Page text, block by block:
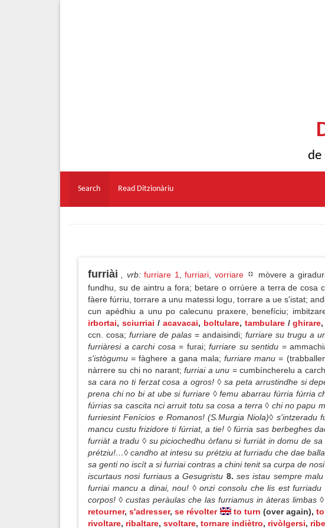
de
Search Read Ditzionàriu
furriài , vrb: furriare 1 ,furriari vorriare
mòvere a
fundhu, su de aintru a fora; betare o orrúere a terra de cosa
fàere fúrriu, torrare a unu matessi logu, torrare a ue s'istat;
cun apédhiu a unu po calecunu praxere, benefíciu;
irbortai, sciurriai / acavacai, boltulare, tambulare / ghirare,
ccn. cosa; furriare de palas= andaisindi; furriare su trugu a
furriàresi a carchi cosa= furai; furriare su sentidu =
s'istògumu= fàghere a gana mala; furriare manu=
nàrrere su chi no narant; furriai a unu = cumbíncherelu a
sa cara no ti ferzat cosa a ogros! ◊ sa peta arrustindhe si
prena chi no bi at ube si furriare ◊ femu abarrau fúrria fúrria
fúrrias sa cascita nci arruit totu sa cosa a terra ◊ chi no papu
furriesint Fenícios e Romanos! (S.Murgia Niola)◊
mancu custu frizidore ti fúrriat, a tie! ◊ fúrria sas berbeghes
furriàt a tradu ◊ su piciochedhu òrfanu si furriàt in domu de sa
prétziu!…◊ candho at intesu su prétziu at furriadu che dae
sa genti no iscít a si furriai contras a chini tenit sa curpa de
iscurtaus nosi furriaus a Gesugristu 8.ses istau sempre
furriai mancu a dinai, nou! ◊ onzi consolu che lis est
corpos! ◊ custas peràulas che las furriamus in àteras limbas
retourner, s'adresser, se révolter to turn (over again),
rivoltare, ribaltare, svoltare, tornare indiètro, rivòlgersi,